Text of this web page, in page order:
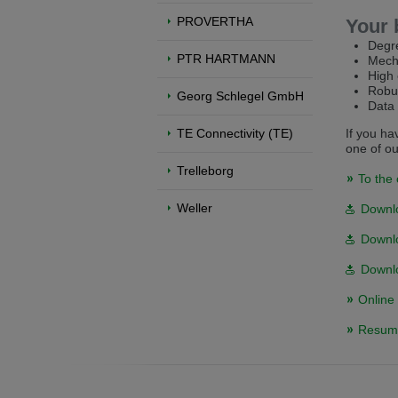
Přepněte na anglickou verzi
We have detected, that your browser
Switch to English version Stay on
PROVERTHA
PTR HARTMANN
Georg Schlegel GmbH
TE Connectivity (TE)
Trelleborg
Weller
Your
High
If you
one of
To the
Online